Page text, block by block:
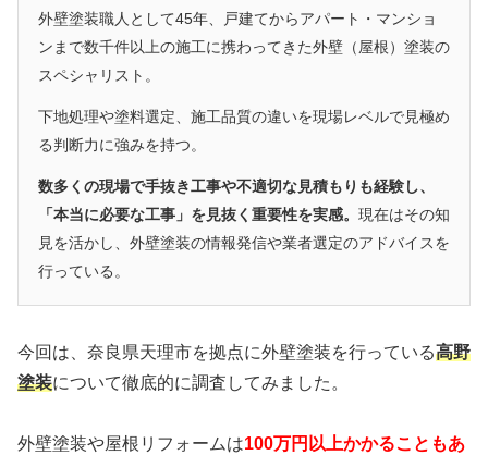
外壁塗装職人として45年、戸建てからアパート・マンショ
ンまで数千件以上の施工に携わってきた外壁（屋根）塗装の
スペシャリスト。
下地処理や塗料選定、施工品質の違いを現場レベルで見極め
る判断力に強みを持つ。
数多くの現場で手抜き工事や不適切な見積もりも経験し、
「本当に必要な工事」を見抜く重要性を実感。 現在はその知
見を活かし、外壁塗装の情報発信や業者選定のアドバイスを
行っている。
今回は、奈良県天理市を拠点に外壁塗装を行っている高野
塗装について徹底的に調査してみました。
外壁塗装や屋根リフォームは100万円以上かかることもあ